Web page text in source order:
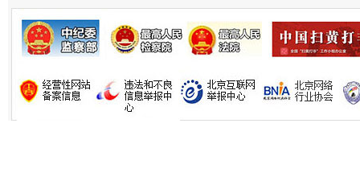
习近平的博鳌关键词
魏明亮